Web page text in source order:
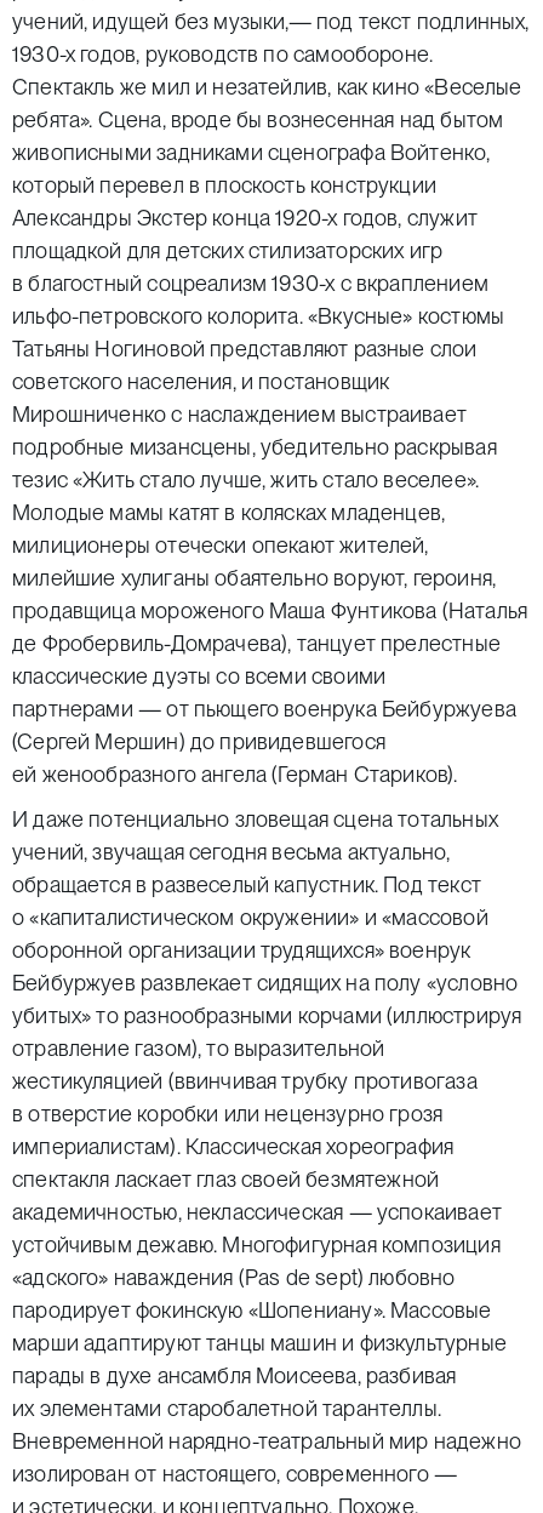
учений, идущей без музыки,— под текст подлинных,
1930-х годов, руководств по самообороне.
Спектакль же мил и незатейлив, как кино «Веселые
ребята». Сцена, вроде бы вознесенная над бытом
живописными задниками сценографа Войтенко,
который перевел в плоскость конструкции
Александры Экстер конца 1920-х годов, служит
площадкой для детских стилизаторских игр
в благостный соцреализм 1930-х с вкраплением
ильфо-петровского колорита. «Вкусные» костюмы
Татьяны Ногиновой представляют разные слои
советского населения, и постановщик
Мирошниченко с наслаждением выстраивает
подробные мизансцены, убедительно раскрывая
тезис «Жить стало лучше, жить стало веселее».
Молодые мамы катят в колясках младенцев,
милиционеры отечески опекают жителей,
милейшие хулиганы обаятельно воруют, героиня,
продавщица мороженого Маша Фунтикова (Наталья
де Фробервиль-Домрачева), танцует прелестные
классические дуэты со всеми своими
партнерами — от пьющего военрука Бейбуржуева
(Сергей Мершин) до привидевшегося
ей женообразного ангела (Герман Стариков).
И даже потенциально зловещая сцена тотальных
учений, звучащая сегодня весьма актуально,
обращается в развеселый капустник. Под текст
о «капиталистическом окружении» и «массовой
оборонной организации трудящихся» военрук
Бейбуржуев развлекает сидящих на полу «условно
убитых» то разнообразными корчами (иллюстрируя
отравление газом), то выразительной
жестикуляцией (ввинчивая трубку противогаза
в отверстие коробки или нецензурно грозя
империалистам). Классическая хореография
спектакля ласкает глаз своей безмятежной
академичностью, неклассическая — успокаивает
устойчивым дежавю. Многофигурная композиция
«адского» наваждения (Pas de sept) любовно
пародирует фокинскую «Шопениану». Массовые
марши адаптируют танцы машин и физкультурные
парады в духе ансамбля Моисеева, разбивая
их элементами старобалетной тарантеллы.
Вневременной нарядно-театральный мир надежно
изолирован от настоящего, современного —
и эстетически, и концептуально. Похоже,